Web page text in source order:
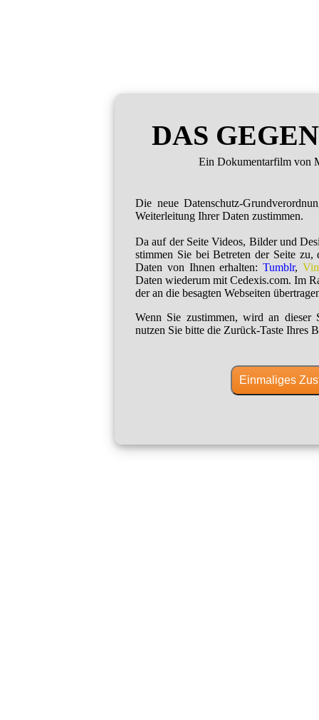
DAS
Ein Dokumentarfilm von
Die neue Datenschutz-
Weiterleitung Ihrer Daten zustimmen.
Da auf der Seite Videos, Bilder und
stimmen Sie bei Betreten der Seite zu,
Daten von Ihnen erhalten:Tumblr,
Daten wiederum mit Cedexis.com. Im
der an die besagten Webseiten
Wenn Sie zustimmen, wird an dieser
nutzen Sie bitte die Zurück-Taste Ihres
Einmaliges